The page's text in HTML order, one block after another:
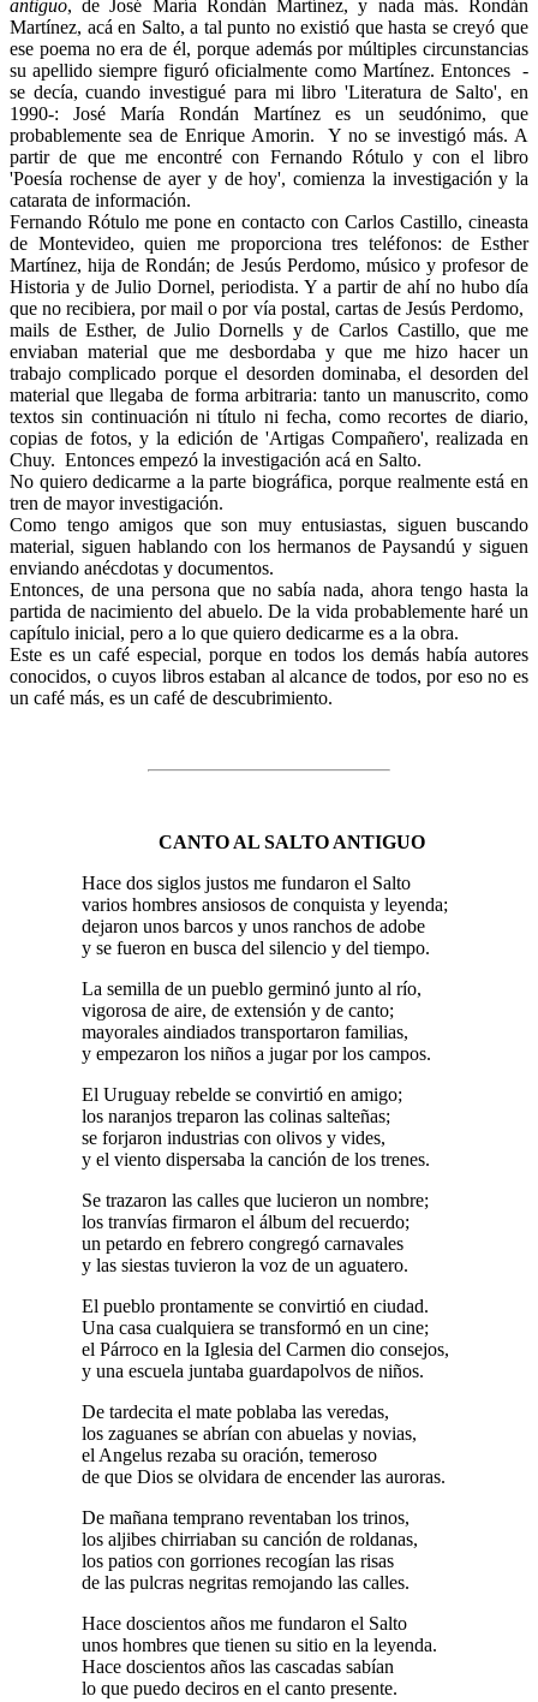
antiguo, de José María Rondán Martínez, y nada más. Rondán
Martínez, acá en Salto, a tal punto no existió que hasta se creyó que
ese poema no era de él, porque además por múltiples circunstancias
su apellido siempre figuró oficialmente como Martínez. Entonces -
se decía, cuando investigué para mi libro 'Literatura de Salto', en
1990-: José María Rondán Martínez es un seudónimo, que
probablemente sea de Enrique Amorin. Y no se investigó más. A
partir de que me encontré con Fernando Rótulo y con el libro
'Poesía rochense de ayer y de hoy', comienza la investigación y la
catarata de información.
Fernando Rótulo me pone en contacto con Carlos Castillo, cineasta
de Montevideo, quien me proporciona tres teléfonos: de Esther
Martínez, hija de Rondán; de Jesús Perdomo, músico y profesor de
Historia y de Julio Dornel, periodista. Y a partir de ahí no hubo día
que no recibiera, por mail o por vía postal, cartas de Jesús Perdomo,
mails de Esther, de Julio Dornells y de Carlos Castillo, que me
enviaban material que me desbordaba y que me hizo hacer un
trabajo complicado porque el desorden dominaba, el desorden del
material que llegaba de forma arbitraria: tanto un manuscrito, como
textos sin continuación ni título ni fecha, como recortes de diario,
copias de fotos, y la edición de 'Artigas Compañero', realizada en
Chuy. Entonces empezó la investigación acá en Salto.
No quiero dedicarme a la parte biográfica, porque realmente está en
tren de mayor investigación.
Como tengo amigos que son muy entusiastas, siguen buscando
material, siguen hablando con los hermanos de Paysandú y siguen
enviando anécdotas y documentos.
Entonces, de una persona que no sabía nada, ahora tengo hasta la
partida de nacimiento del abuelo. De la vida probablemente haré un
capítulo inicial, pero a lo que quiero dedicarme es a la obra.
Este es un café especial, porque en todos los demás había autores
conocidos, o cuyos libros estaban al alcance de todos, por eso no es
un café más, es un café de descubrimiento.
CANTO AL SALTO ANTIGUO
Hace dos siglos justos me fundaron el Salto
varios hombres ansiosos de conquista y leyenda;
dejaron unos barcos y unos ranchos de adobe
y se fueron en busca del silencio y del tiempo.
La semilla de un pueblo germinó junto al río,
vigorosa de aire, de extensión y de canto;
mayorales aindiados transportaron familias,
y empezaron los niños a jugar por los campos.
El Uruguay rebelde se convirtió en amigo;
los naranjos treparon las colinas salteñas;
se forjaron industrias con olivos y vides,
y el viento dispersaba la canción de los trenes.
Se trazaron las calles que lucieron un nombre;
los tranvías firmaron el álbum del recuerdo;
un petardo en febrero congregó carnavales
y las siestas tuvieron la voz de un aguatero.
El pueblo prontamente se convirtió en ciudad.
Una casa cualquiera se transformó en un cine;
el Párroco en la Iglesia del Carmen dio consejos,
y una escuela juntaba guardapolvos de niños.
De tardecita el mate poblaba las veredas,
los zaguanes se abrían con abuelas y novias,
el Angelus rezaba su oración, temeroso
de que Dios se olvidara de encender las auroras.
De mañana temprano reventaban los trinos,
los aljibes chirriaban su canción de roldanas,
los patios con gorriones recogían las risas
de las pulcras negritas remojando las calles.
Hace doscientos años me fundaron el Salto
unos hombres que tienen su sitio en la leyenda.
Hace doscientos años las cascadas sabían
lo que puedo deciros en el canto presente.